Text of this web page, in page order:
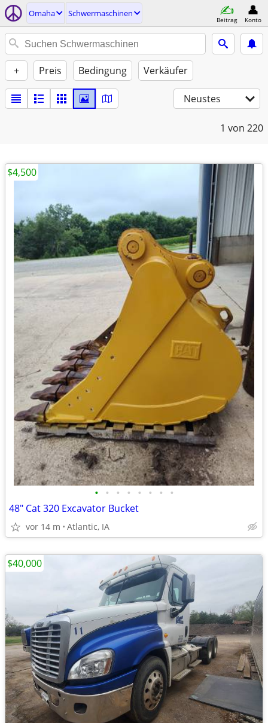
Omaha Schwermaschinen
Beitrag Konto
+ Preis Bedingung Verkäufer
Neustes
1 von 220
• • • • • • • •
48" Cat 320 Excavator Bucket
vor 14 m Atlantic, IA
$4,500
$40,000